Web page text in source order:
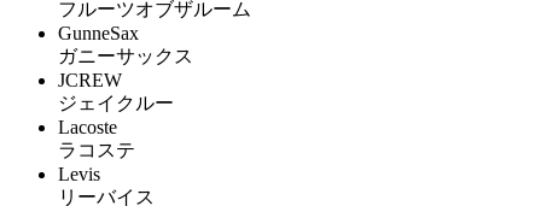
フルーツオブザルーム
GunneSax
ガニーサックス
JCREW
ジェイクルー
Lacoste
ラコステ
Levis
リーバイス